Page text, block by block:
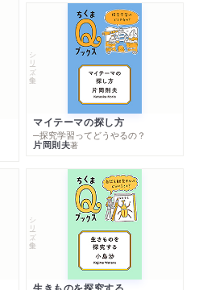
シリーズ・全集
マイテーマの探し方
─探究学習ってどうやるの？
片岡則夫著
シリーズ・全集